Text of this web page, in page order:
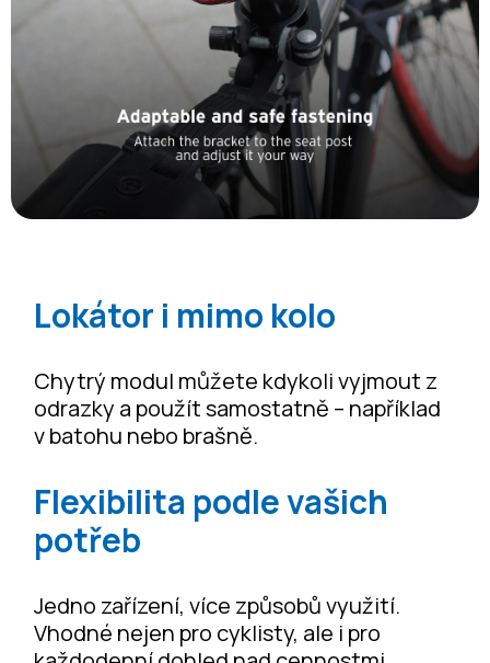
Lokátor i mimo kolo
Chytrý modul můžete kdykoli vyjmout z
odrazky a použít samostatně – například
v batohu nebo brašně.
Flexibilita podle vašich
potřeb
Jedno zařízení, více způsobů využití.
Vhodné nejen pro cyklisty, ale i pro